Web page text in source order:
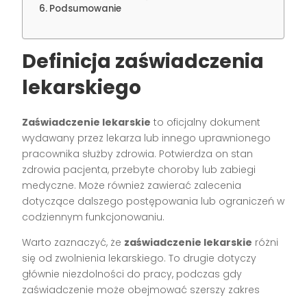
Podsumowanie
Definicja zaświadczenia
lekarskiego
Zaświadczenie lekarskie to oficjalny dokument
wydawany przez lekarza lub innego uprawnionego
pracownika służby zdrowia. Potwierdza on stan
zdrowia pacjenta, przebyte choroby lub zabiegi
medyczne. Może również zawierać zalecenia
dotyczące dalszego postępowania lub ograniczeń w
codziennym funkcjonowaniu.
Warto zaznaczyć, że zaświadczenie lekarskie różni
się od zwolnienia lekarskiego. To drugie dotyczy
głównie niezdolności do pracy, podczas gdy
zaświadczenie może obejmować szerszy zakres